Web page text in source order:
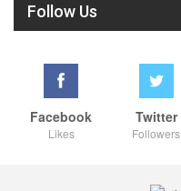
Follow Us
Facebook
Likes
Twitter
Followers